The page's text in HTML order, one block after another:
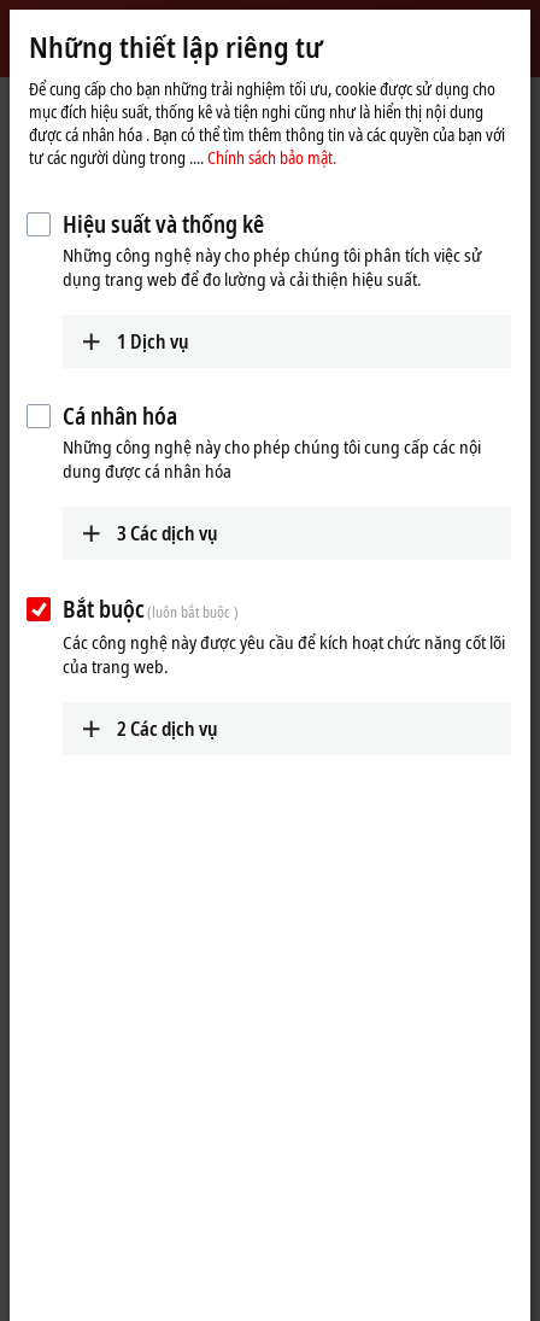
Beckhoff
-
New
Automation
Technology
Trang
chủ
Products I/O
Fieldbus Box and IO-Link box
Product finder Fieldbus Box and IO-Link box
Product finder Fieldbus Box and IO-
Link box
Use the tabular product finder on your mobile device to access our
content.
Những thiết lập riêng tư
Để cung cấp cho bạn những trải nghiệm tối ưu, cookie được sử dụng cho
mục đích hiệu suất, thống kê và tiện nghi cũng như là hiển thị nội dung
được cá nhân hóa . Bạn có thể tìm thêm thông tin và các quyền của bạn với
tư các người dùng trong ....Chính sách bảo mật.
Hiệu suất và thống kê
Những công nghệ này cho phép chúng tôi phân tích việc sử
dụng trang web để đo lường và cải thiện hiệu suất.
1 Dịch vụ
Cá nhân hóa
Những công nghệ này cho phép chúng tôi cung cấp các nội
dung được cá nhân hóa
3Các dịch vụ
Bắt buộc(luôn bắt buộc )
Các công nghệ này được yêu cầu để kích hoạt chức năng cốt lõi
của trang web.
2Các dịch vụ